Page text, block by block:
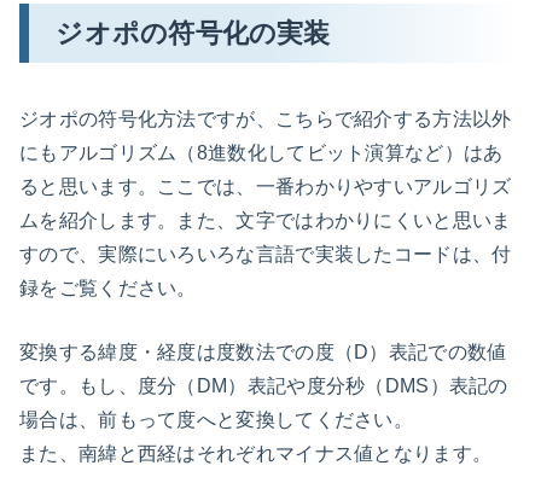
ジオポの符号化の実装
ジオポの符号化方法ですが、こちらで紹介する方法以外
にもアルゴリズム（8進数化してビット演算など）はあ
ると思います。ここでは、一番わかりやすいアルゴリズ
ムを紹介します。また、文字ではわかりにくいと思いま
すので、実際にいろいろな言語で実装したコードは、付
録をご覧ください。
変換する緯度・経度は度数法での度（D）表記での数値
です。もし、度分（DM）表記や度分秒（DMS）表記の
場合は、前もって度へと変換してください。
また、南緯と西経はそれぞれマイナス値となります。